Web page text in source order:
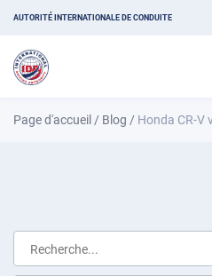
AUTORITÉ INTERNATIONALE DE CONDUITE
Page d'accueil / Blog / Нonda CR-V